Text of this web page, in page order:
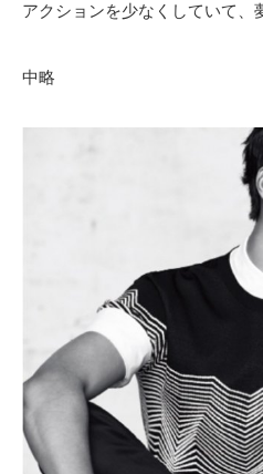
アクションを少なくしていて、
中略